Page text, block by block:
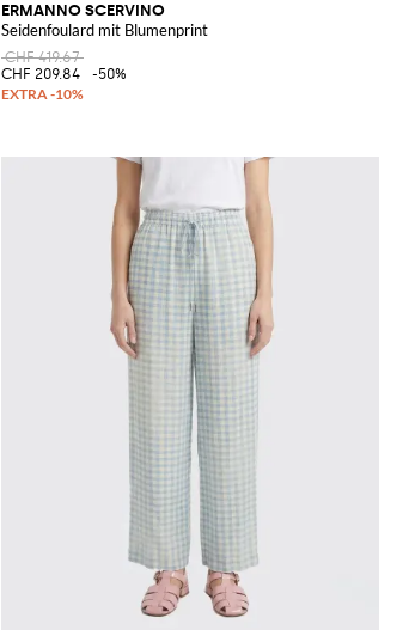
ERMANNO SCERVINO
Seidenfoulard mit Blumenprint
CHF 419.67
CHF 209.84
-50%